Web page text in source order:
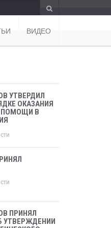
ВИДЕО
УТВЕРДИЛ
ОКАЗАНИЯ
ПОМОЩИ В
ПРИНЯЛ
УТВЕРЖДЕНИИ